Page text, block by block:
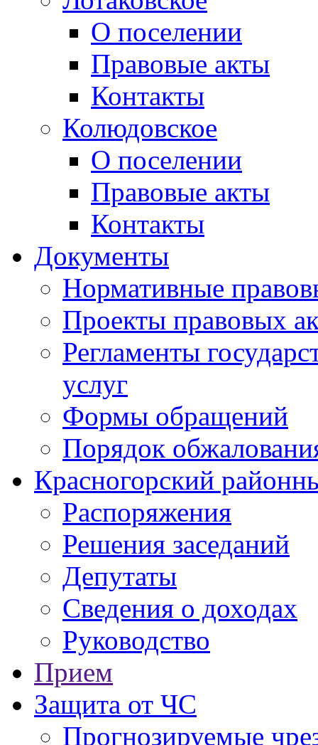
О поселении
Правовые акты
Контакты
Колюдовское
О поселении
Правовые акты
Контакты
Документы
Нормативные
Проекты правовых
Регламенты
услуг
Формы обращений
Порядок
Красногорский
Распоряжения
Решения заседаний
Депутаты
Сведения о доходах
Руководство
Прием
Защита от ЧС
Прогнозируемые